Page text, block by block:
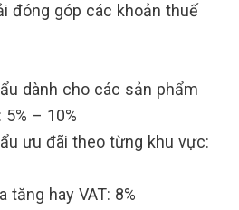
đóng góp các khoản thuế
dành cho các sản phẩm
– 10%
ưu đãi theo từng khu vực:
tăng hay VAT: 8%